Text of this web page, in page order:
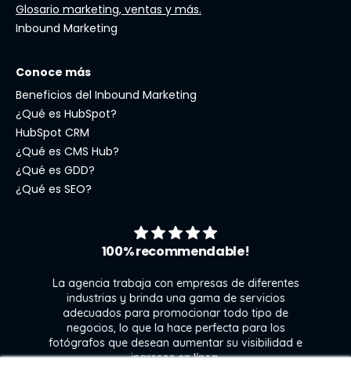
Glosario marketing, ventas y más.
Inbound Marketing
Conoce más
Beneficios del Inbound Marketing
¿Qué es HubSpot?
HubSpot CRM
¿Qué es CMS Hub?
¿Qué es GDD?
¿Qué es SEO?
100% recommendable!
La agencia trabaja con empresas de diferentes
industrias y brinda una gama de servicios
adecuados para promocionar todo tipo de
negocios, lo que la hace perfecta para los
fotógrafos que desean aumentar su visibilidad e
ingresos en línea.